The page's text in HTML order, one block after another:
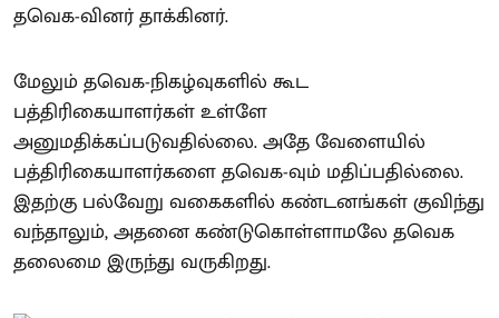
தவெக-வினர் தாக்கினர்.
மேலும் தவெக-நிகழ்வுகளில் கூட
பத்திரிகையாளர்கள் உள்ளே
அனுமதிக்கப்படுவதில்லை. அதே வேளையில்
பத்திரிகையாளர்களை தவெக-வும் மதிப்பதில்லை.
இதற்கு பல்வேறு வகைகளில் கண்டனங்கள் குவிந்து
வந்தாலும், அதனை கண்டுகொள்ளாமலே தவெக
தலைமை இருந்து வருகிறது.